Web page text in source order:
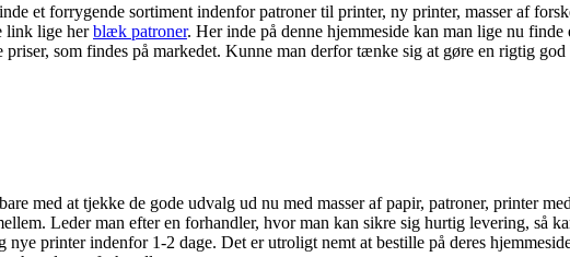
et forrygende sortiment indenfor patroner til printer, ny printer, masser af
link lige herblæk patroner. Her inde på denne hjemmeside kan man lige nu
som findes på markedet. Kunne man derfor tænke sig at gøre en rigtig
med at tjekke de gode udvalg ud nu med masser af papir, patroner, printer
Leder man efter en forhandler, hvor man kan sikre sig hurtig levering, så
printer indenfor 1-2 dage. Det er utroligt nemt at bestille på deres